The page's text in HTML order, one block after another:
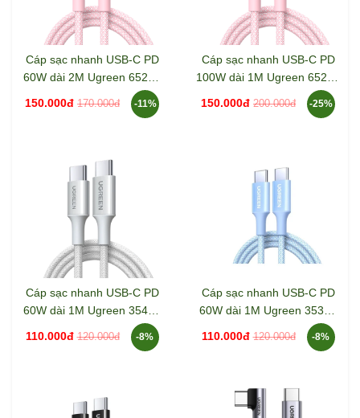
Cáp sạc nhanh USB-C PD
60W dài 2M Ugreen 65246
150.000đ 170.000đ -11%
Cáp sạc nhanh USB-C PD
100W dài 1M Ugreen 65251
150.000đ 200.000đ -25%
Cáp sạc nhanh USB-C PD
60W dài 1M Ugreen 35465
110.000đ 120.000đ -8%
Cáp sạc nhanh USB-C PD
60W dài 1M Ugreen 35334
110.000đ 120.000đ -8%